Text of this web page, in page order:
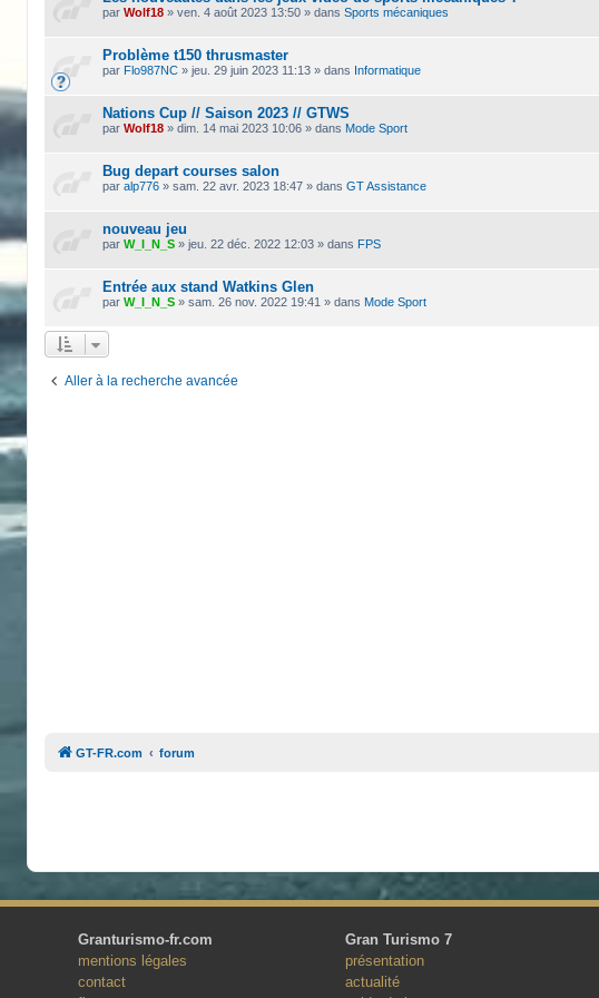
parWolf18 »ven. 4 août 2023 13:50 » dansSports mécaniques
Problème t150 thrusmaster
par Flo987NC »jeu. 29 juin 2023 11:13 » dans Informatique
Nations Cup // Saison 2023 // GTWS
parWolf18 »dim. 14 mai 2023 10:06 » dans Mode Sport
Bug depart courses salon
paralp776 »sam. 22 avr. 2023 18:47 » dansGT Assistance
nouveau jeu
parW_I_N_S »jeu. 22 déc. 2022 12:03 » dans FPS
Entrée aux stand Watkins Glen
parW_I_N_S »sam. 26 nov. 2022 19:41 » dans Mode Sport
Aller à la recherche avancée
GT-FR.com forum
Granturismo-fr.com
mentions légales
contact
Gran Turismo 7
présentation
actualité